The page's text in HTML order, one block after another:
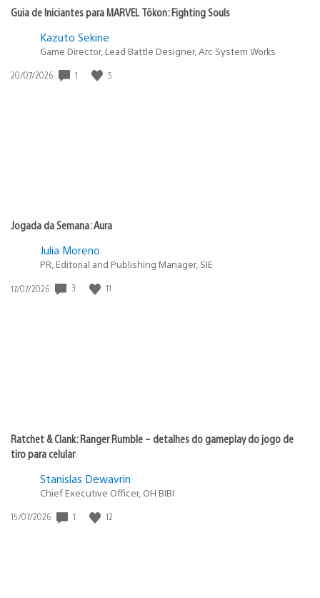
Guia de Iniciantes para MARVEL Tōkon: Fighting Souls
Kazuto Sekine
Game Director, Lead Battle Designer, Arc System Works
Data
20/07/2026 1 5
Jogada da Semana: Aura
Julia Moreno
PR, Editorial and Publishing Manager, SIE
Data
17/07/2026 3 11
Ratchet & Clank: Ranger Rumble – detalhes do gameplay do jogo de
tiro para celular
Stanislas Dewavrin
Chief Executive Officer, OH BIBI
Data
15/07/2026 1 12